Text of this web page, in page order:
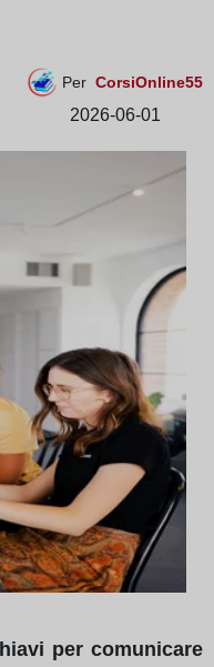
Per CorsiOnline55
2026-06-01
per comunicare